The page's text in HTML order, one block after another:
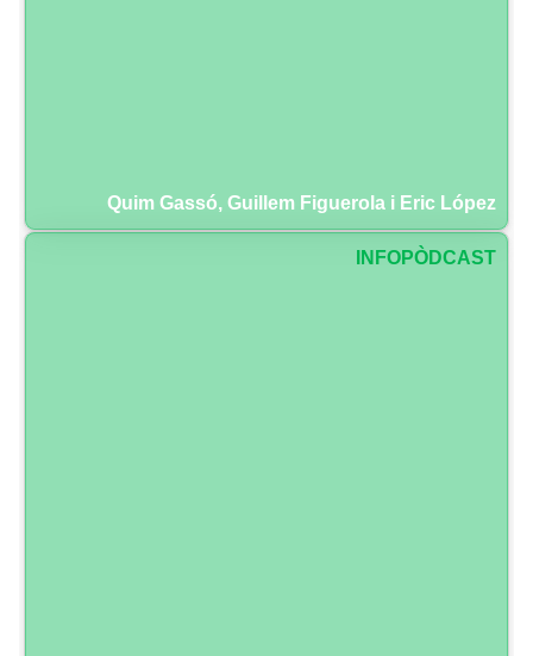
Quim Gassó, Guillem Figuerola i Eric López
INFOPÒDCAST